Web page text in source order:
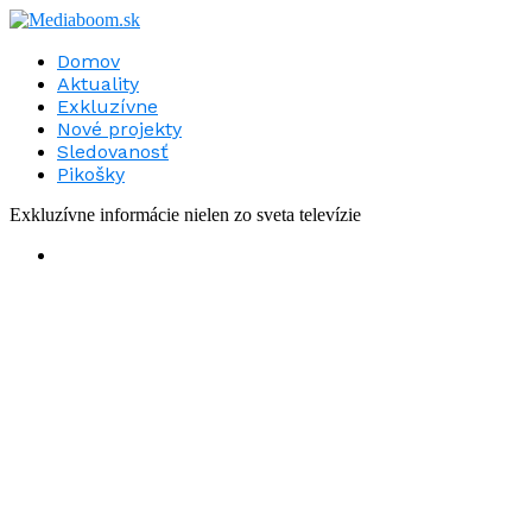
Domov
Aktuality
Exkluzívne
Nové projekty
Sledovanosť
Pikošky
Exkluzívne informácie nielen zo sveta televízie